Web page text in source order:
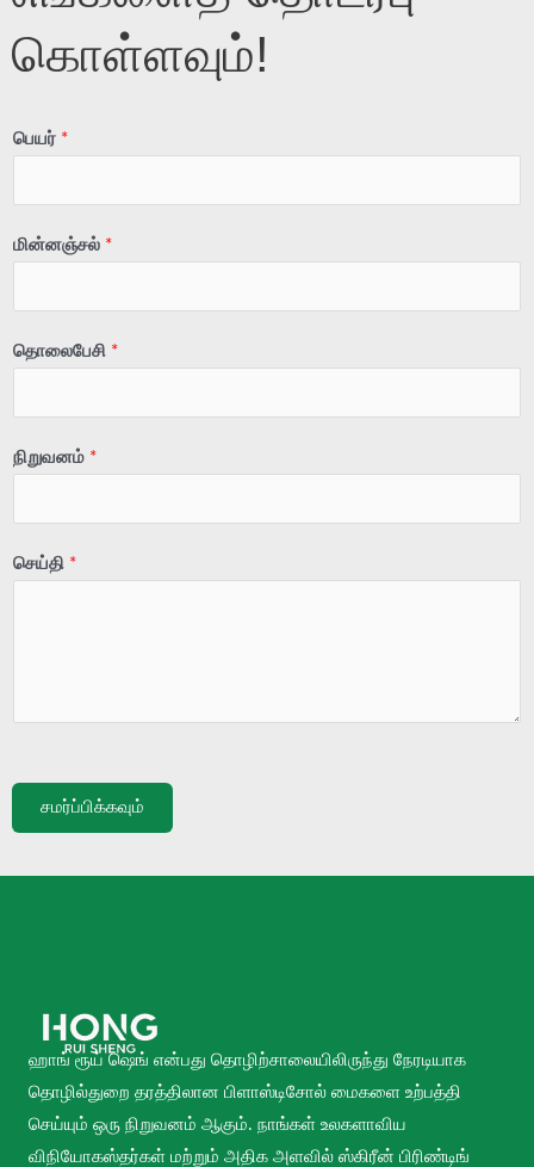
கொள்ளவும்!
பெயர் *
மின்னஞ்சல் *
தொலைபேசி *
நிறுவனம் *
செய்தி *
சமர்ப்பிக்கவும்
ஹாங் ரூய் ஷெங் என்பது தொழிற்சாலையிலிருந்து நேரடியாக
தொழில்துறை தரத்திலான பிளாஸ்டிசோல் மைகளை உற்பத்தி
செய்யும் ஒரு நிறுவனம் ஆகும். நாங்கள் உலகளாவிய
விநியோகஸ்தர்கள் மற்றும் அதிக அளவில் ஸ்கிரீன் பிரிண்டிங்